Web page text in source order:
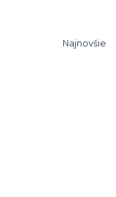
Najnovšie